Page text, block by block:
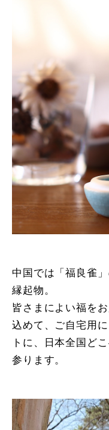
中国では「福良雀
縁起物。
皆さまによい福を
込めて、ご自宅用
トに、日本全国ど
参ります。